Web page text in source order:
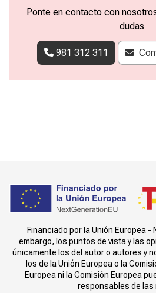
Ponte en contacto con
dudas
981 312 311
Financiado por la Unión Europea -
embargo, los puntos de vista y las
únicamente los del autor o autores y
los de la Unión Europea o la
Europea ni la Comisión Europea
responsables de las